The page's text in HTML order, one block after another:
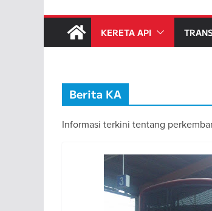
KERETA API
Berita KA
Informasi terkini tentang